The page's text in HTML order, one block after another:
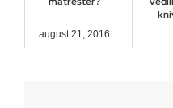
august 21, 2016